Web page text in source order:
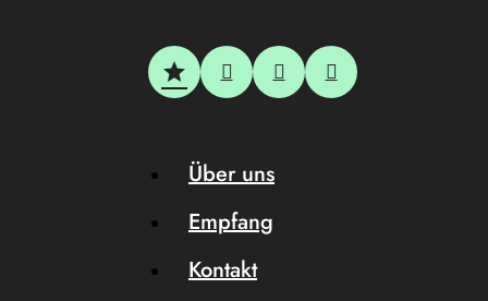
Über uns
Empfang
Kontakt